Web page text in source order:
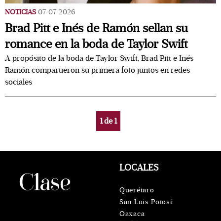
NOTICIAS 07/07/2026
Brad Pitt e Inés de Ramón sellan su
romance en la boda de Taylor Swift
A propósito de la boda de Taylor Swift, Brad Pitt e Inés
Ramón compartieron su primera foto juntos en redes
sociales
1de1
LOCALES
Querétaro
San Luis Potosí
Oaxaca